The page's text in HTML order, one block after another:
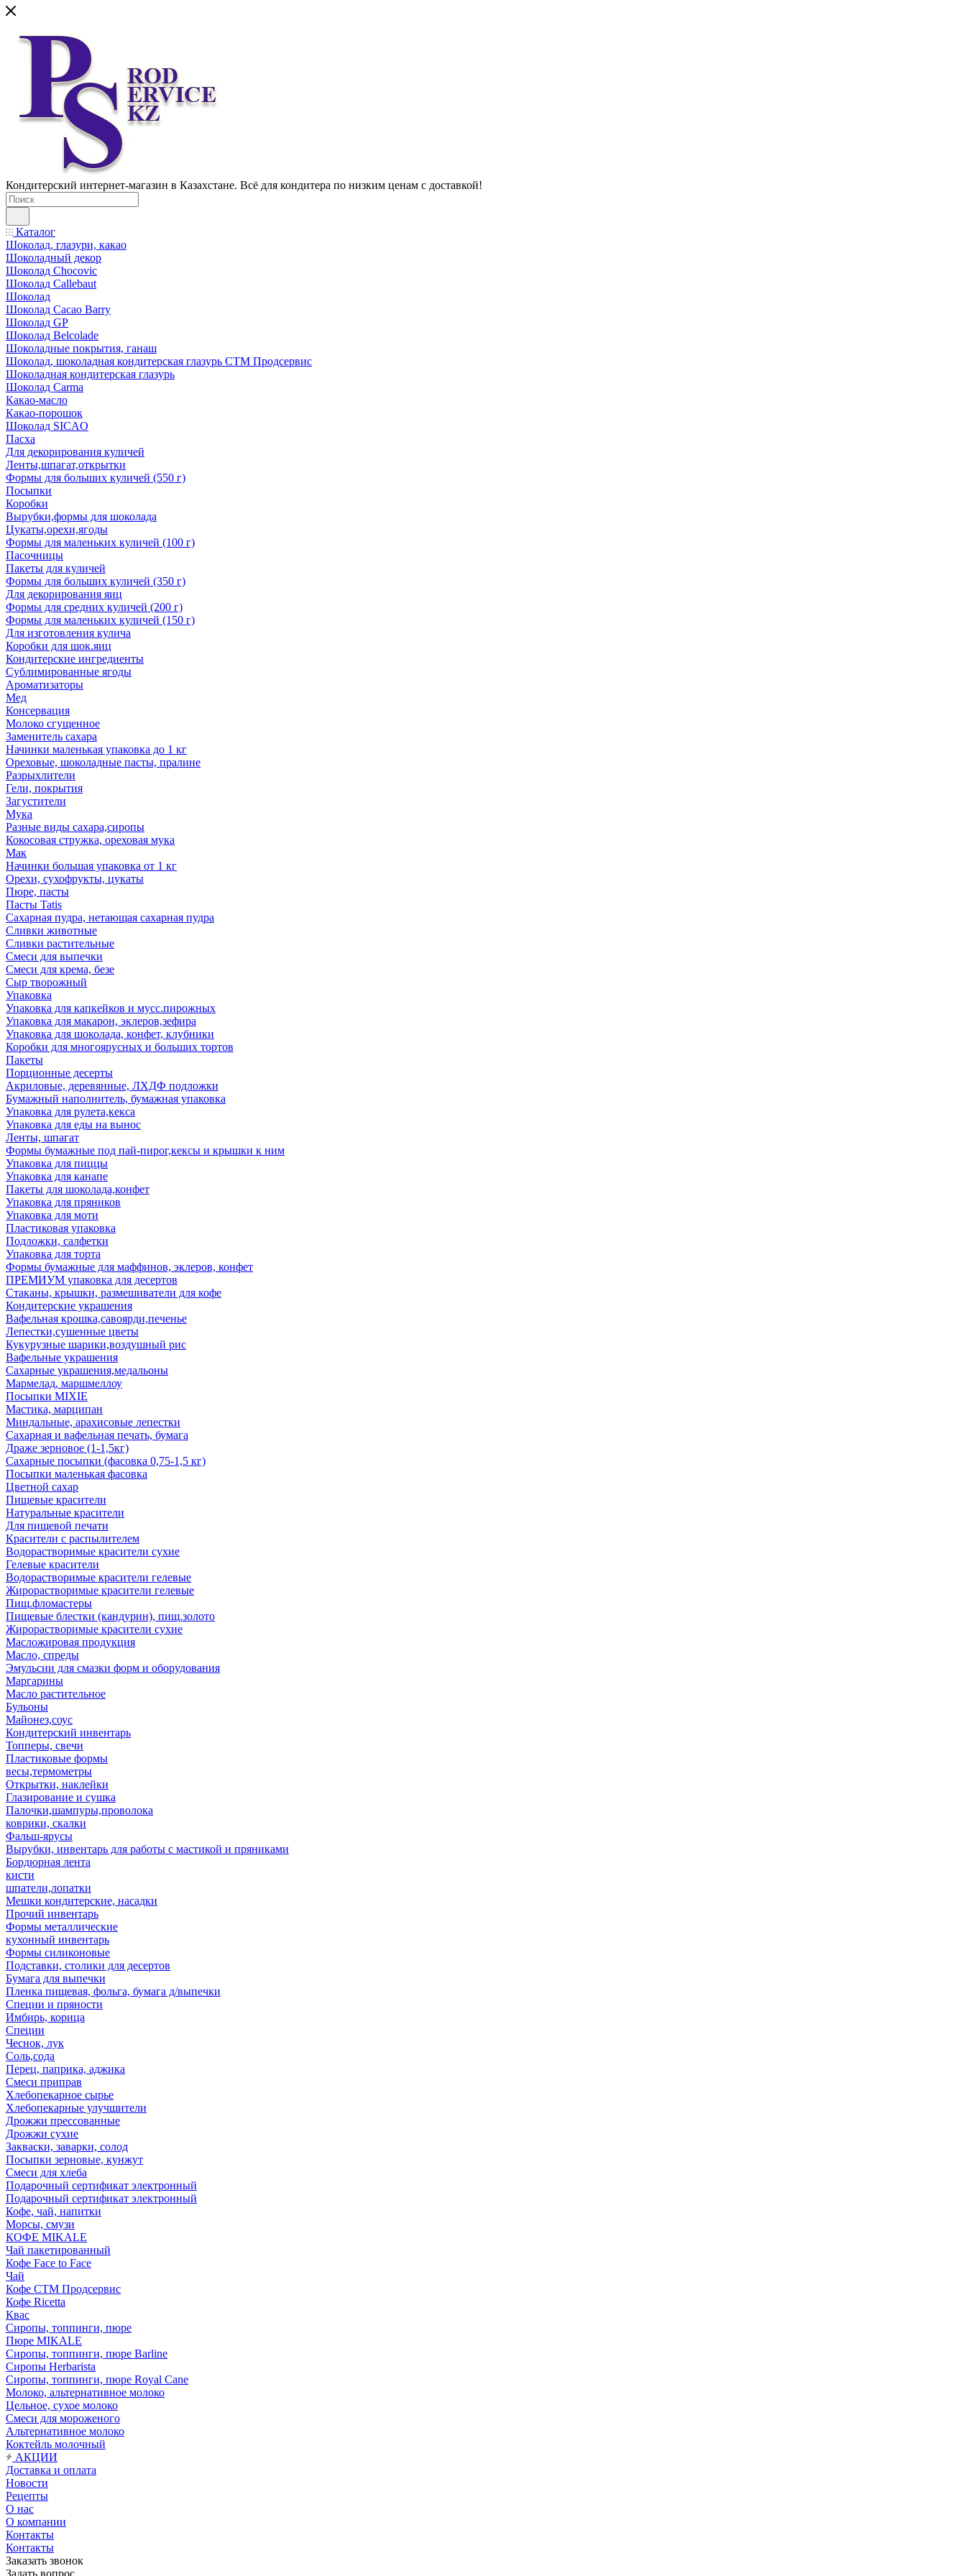
Кондитерский интернет-магазин в Казахстане. Всё для кондитера по низким ценам с доставкой!
Каталог
Шоколад, глазури, какао
Шоколадный декор
Шоколад Chocovic
Шоколад Callebaut
Шоколад
Шоколад Cacao Barry
Шоколад GP
Шоколад Belcolade
Шоколадные покрытия, ганаш
Шоколад, шоколадная кондитерская глазурь СТМ Продсервис
Шоколадная кондитерская глазурь
Шоколад Carma
Какао-масло
Какао-порошок
Шоколад SICAO
Пасха
Для декорирования куличей
Ленты,шпагат,открытки
Формы для больших куличей (550 г)
Посыпки
Коробки
Вырубки,формы для шоколада
Цукаты,орехи,ягоды
Формы для маленьких куличей (100 г)
Пасочницы
Пакеты для куличей
Формы для больших куличей (350 г)
Для декорирования яиц
Формы для средних куличей (200 г)
Формы для маленьких куличей (150 г)
Для изготовления кулича
Коробки для шок.яиц
Кондитерские ингредиенты
Сублимированные ягоды
Ароматизаторы
Мед
Консервация
Молоко сгущенное
Заменитель сахара
Начинки маленькая упаковка до 1 кг
Ореховые, шоколадные пасты, пралине
Разрыхлители
Гели, покрытия
Загустители
Мука
Разные виды сахара,сиропы
Кокосовая стружка, ореховая мука
Мак
Начинки большая упаковка от 1 кг
Орехи, сухофрукты, цукаты
Пюре, пасты
Пасты Tatis
Сахарная пудра, нетающая сахарная пудра
Сливки животные
Сливки растительные
Смеси для выпечки
Смеси для крема, безе
Сыр творожный
Упаковка
Упаковка для капкейков и мусс.пирожных
Упаковка для макарон, эклеров,зефира
Упаковка для шоколада, конфет, клубники
Коробки для многоярусных и больших тортов
Пакеты
Порционные десерты
Акриловые, деревянные, ЛХДФ подложки
Бумажный наполнитель, бумажная упаковка
Упаковка для рулета,кекса
Упаковка для еды на вынос
Ленты, шпагат
Формы бумажные под пай-пирог,кексы и крышки к ним
Упаковка для пиццы
Упаковка для канапе
Пакеты для шоколада,конфет
Упаковка для пряников
Упаковка для моти
Пластиковая упаковка
Подложки, салфетки
Упаковка для торта
Формы бумажные для маффинов, эклеров, конфет
ПРЕМИУМ упаковка для десертов
Стаканы, крышки, размешиватели для кофе
Кондитерские украшения
Вафельная крошка,савоярди,печенье
Лепестки,сушенные цветы
Кукурузные шарики,воздушный рис
Вафельные украшения
Сахарные украшения,медальоны
Мармелад, маршмеллоу
Посыпки MIXIE
Мастика, марципан
Миндальные, арахисовые лепестки
Сахарная и вафельная печать, бумага
Драже зерновое (1-1,5кг)
Сахарные посыпки (фасовка 0,75-1,5 кг)
Посыпки маленькая фасовка
Цветной сахар
Пищевые красители
Натуральные красители
Для пищевой печати
Красители с распылителем
Водорастворимые красители сухие
Гелевые красители
Водорастворимые красители гелевые
Жирорастворимые красители гелевые
Пищ.фломастеры
Пищевые блестки (кандурин), пищ.золото
Жирорастворимые красители сухие
Масложировая продукция
Масло, спреды
Эмульсии для смазки форм и оборудования
Маргарины
Масло растительное
Бульоны
Майонез,соус
Кондитерский инвентарь
Топперы, свечи
Пластиковые формы
весы,термометры
Открытки, наклейки
Глазирование и сушка
Палочки,шампуры,проволока
коврики, скалки
Фальш-ярусы
Вырубки, инвентарь для работы с мастикой и пряниками
Бордюрная лента
кисти
шпатели,лопатки
Мешки кондитерские, насадки
Прочий инвентарь
Формы металлические
кухонный инвентарь
Формы силиконовые
Подставки, столики для десертов
Бумага для выпечки
Пленка пищевая, фольга, бумага д/выпечки
Специи и пряности
Имбирь, корица
Специи
Чеснок, лук
Соль,сода
Перец, паприка, аджика
Смеси приправ
Хлебопекарное сырье
Хлебопекарные улучшители
Дрожжи прессованные
Дрожжи сухие
Закваски, заварки, солод
Посыпки зерновые, кунжут
Смеси для хлеба
Подарочный сертификат электронный
Подарочный сертификат электронный
Кофе, чай, напитки
Морсы, смузи
КОФЕ MIKALE
Чай пакетированный
Кофе Face to Face
Чай
Кофе СТМ Продсервис
Кофе Ricetta
Квас
Сиропы, топпинги, пюре
Пюре MIKALE
Сиропы, топпинги, пюре Barline
Сиропы Herbarista
Сиропы, топпинги, пюре Royal Cane
Молоко, альтернативное молоко
Цельное, сухое молоко
Смеси для мороженого
Альтернативное молоко
Коктейль молочный
АКЦИИ
Доставка и оплата
Новости
Рецепты
О нас
О компании
Контакты
Контакты
Заказать звонок
Задать вопрос